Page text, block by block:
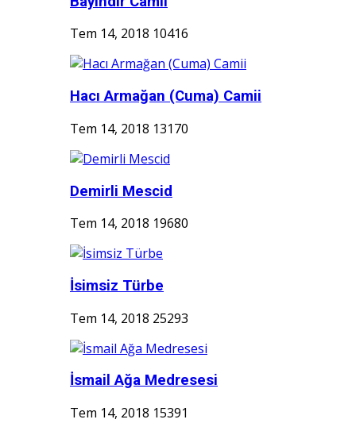
Tem 14, 2018 10416
Hacı Armağan (Cuma) Camii
Tem 14, 2018 13170
Demirli Mescid
Tem 14, 2018 19680
İsimsiz Türbe
Tem 14, 2018 25293
İsmail Ağa Medresesi
Tem 14, 2018 15391